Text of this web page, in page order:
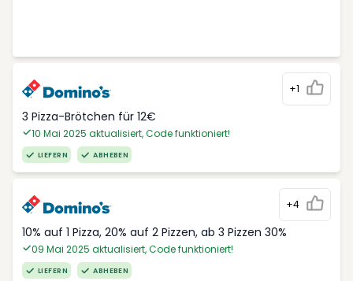
+1
3 Pizza-Brötchen für 12€
10 Mai 2025 aktualisiert, Code funktioniert!
LIEFERN ABHEBEN
+4
10% auf 1 Pizza, 20% auf 2 Pizzen, ab 3 Pizzen 30%
09 Mai 2025 aktualisiert, Code funktioniert!
LIEFERN ABHEBEN